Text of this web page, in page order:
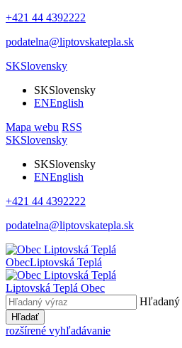
+421 44 4392222
podatelna@liptovskatepla.sk
SKSlovensky
SKSlovensky
ENEnglish
Mapa webu RSS
SKSlovensky
SKSlovensky
ENEnglish
+421 44 4392222
podatelna@liptovskatepla.sk
ObecLiptovská Teplá
Liptovská Teplá Obec
Hľadaný
Hľadať
rozšírené vyhľadávanie